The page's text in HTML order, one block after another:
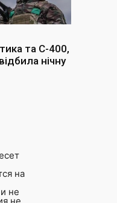
та С-400,
нічну
на
не